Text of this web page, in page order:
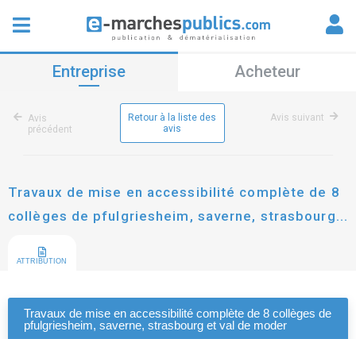
Entreprise Acheteur
Avis
précédent
Retour à la liste des
avis
Avis suivant
Travaux de mise en accessibilité complète de 8
collèges de pfulgriesheim, saverne, strasbourg
ATTRIBUTION
Travaux de mise en accessibilité complète de 8 collèges de
pfulgriesheim, saverne, strasbourg et val de moder